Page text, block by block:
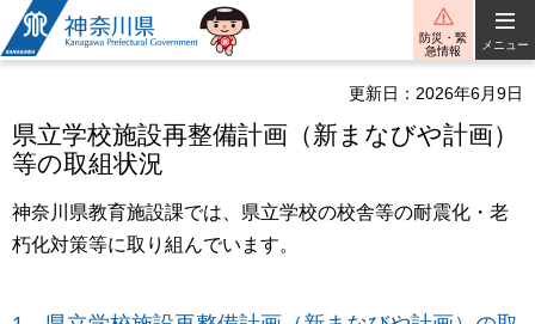
神奈川県
防災・緊
急情報
メニュー
更新日：2026年6月9日
県立学校施設再整備計画（新まなびや計画）
等の取組状況
神奈川県教育施設課では、県立学校の校舎等の耐震化・老
朽化対策等に取り組んでいます。